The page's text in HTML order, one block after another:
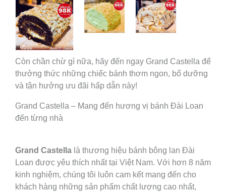
Còn chần chừ gì nữa, hãy đến ngay Grand Castella để
thưởng thức những chiếc bánh thơm ngon, bổ dưỡng
và tận hưởng ưu đãi hấp dẫn này!
Grand Castella – Mang đến hương vị bánh Đài Loan
đến từng nhà
Grand Castella là thương hiệu bánh bông lan Đài
Loan được yêu thích nhất tại Việt Nam. Với hơn 8 năm
kinh nghiệm, chúng tôi luôn cam kết mang đến cho
khách hàng những sản phẩm chất lượng cao nhất,